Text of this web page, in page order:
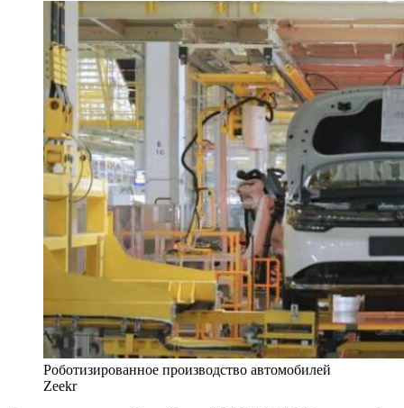
Роботизированное производство автомобилей
Zeekr